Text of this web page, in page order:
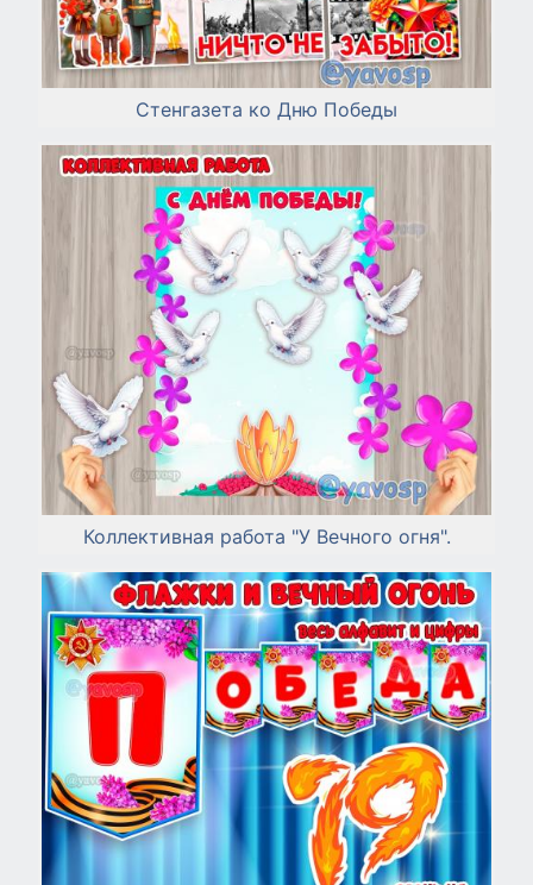
Стенгазета ко Дню Победы
Коллективная работа "У Вечного огня".